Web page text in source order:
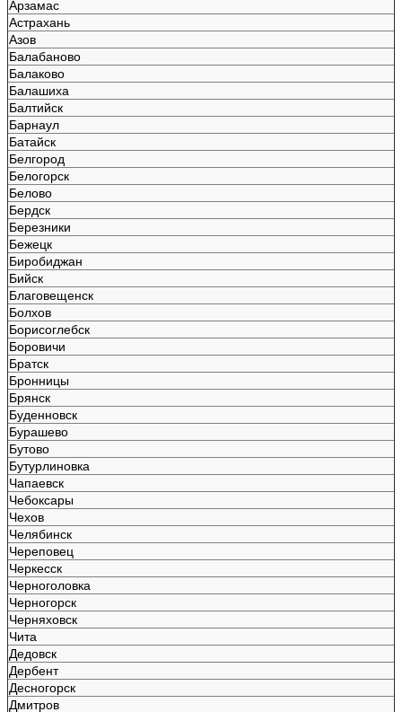
Арзамас
Астрахань
Азов
Балабаново
Балаково
Балашиха
Балтийск
Барнаул
Батайск
Белгород
Белогорск
Белово
Бердск
Березники
Бежецк
Биробиджан
Бийск
Благовещенск
Болхов
Борисоглебск
Боровичи
Братск
Бронницы
Брянск
Буденновск
Бурашево
Бутово
Бутурлиновка
Чапаевск
Чебоксары
Чехов
Челябинск
Череповец
Черкесск
Черноголовка
Черногорск
Черняховск
Чита
Дедовск
Дербент
Десногорск
Дмитров